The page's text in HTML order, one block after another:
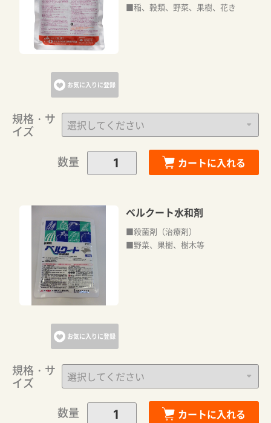
お気に入りに登録
■稲、穀類、野菜、果樹、花き
規格・サ
イズ
数量
カートに入れる
お気に入りに登録
ベルクート水和剤
■殺菌剤（治療剤）
■野菜、果樹、樹木等
規格・サ
イズ
数量
カートに入れる
カートに追加しました。